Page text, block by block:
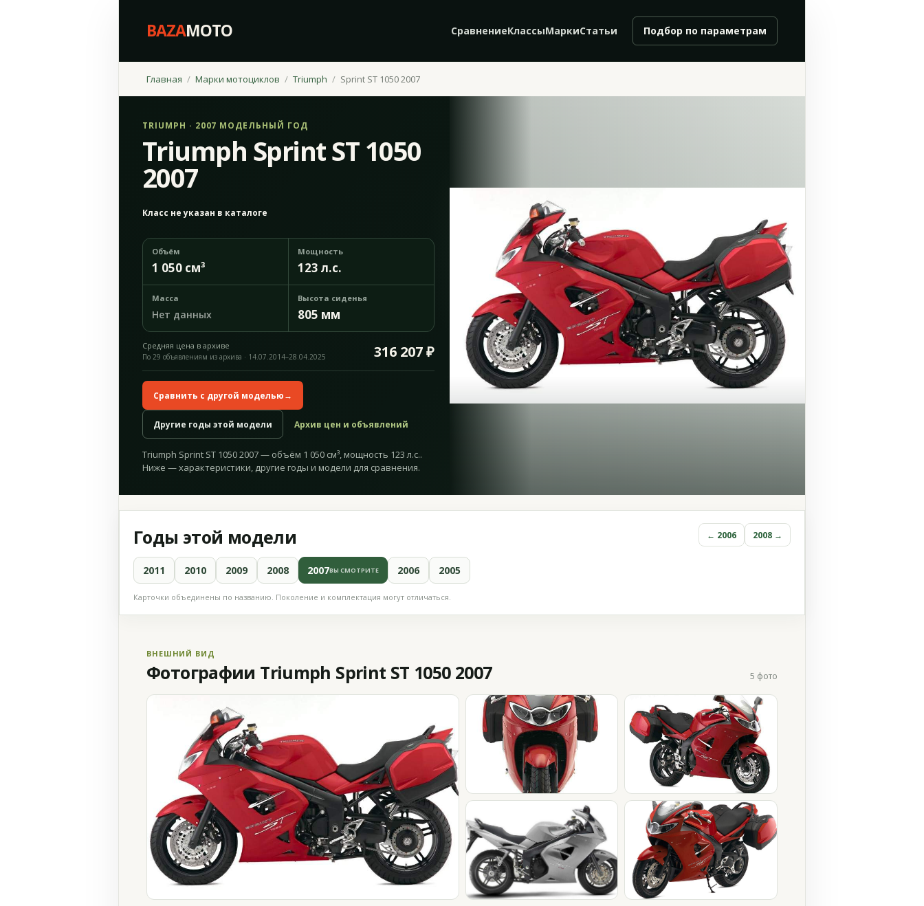
BAZAMOTO СравнениеКлассыМаркиСтатьи Подбор по параметрам
Главная Марки мотоциклов Triumph Sprint ST 1050 2007
TRIUMPH · 2007 МОДЕЛЬНЫЙ ГОД
Triumph Sprint ST 1050
2007
Класс не указан в каталоге
Объём
1 050 см³
Мощность
123 л.с.
Масса
Нет данных
Высота сиденья
805 мм
Средняя цена в архиве 316 207 ₽
По 29 объявлениям из архива · 14.07.2014–28.04.2025
Сравнить с другой моделью→
Другие годы этой модели Архив цен и объявлений
Triumph Sprint ST 1050 2007 — объём 1 050 см³, мощность 123 л.с..
Ниже — характеристики, другие годы и модели для сравнения.
Годы этой модели ← 2006 2008 →
2011 2010 2009 2008 2007ВЫ СМОТРИТЕ 2006 2005
Карточки объединены по названию. Поколение и комплектация могут отличаться.
ВНЕШНИЙ ВИД
Фотографии Triumph Sprint ST 1050 2007 5 фото